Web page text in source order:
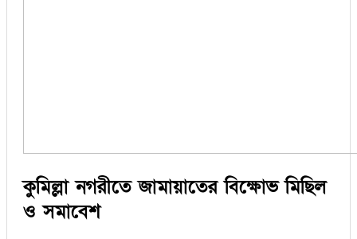
কুমিল্লা নগরীতে জামায়াতের বিক্ষোভ মিছিল
ও সমাবেশ